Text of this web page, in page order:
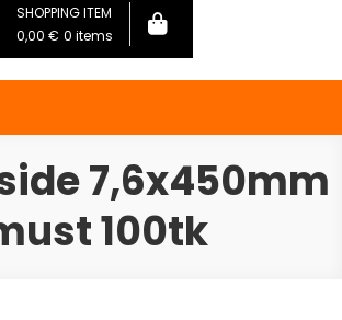
SHOPPING ITEM
0,00 € 0 items
7,6x450mm
100tk